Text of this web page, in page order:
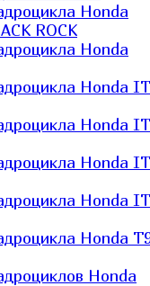
Honda
ROCK
Honda
Honda
Honda
Honda
Honda
Honda
Honda